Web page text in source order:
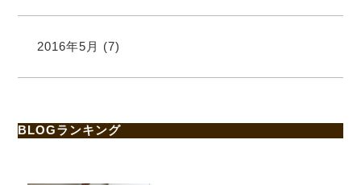
2016年5月 (7)
BLOGランキング